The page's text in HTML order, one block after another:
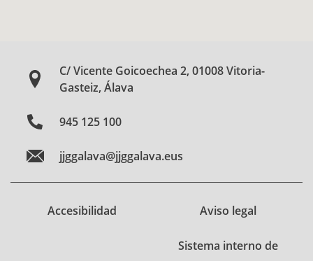
C/ Vicente Goicoechea 2, 01008 Vitoria-
Gasteiz, Álava
945 125 100
jjggalava@jjggalava.eus
Accesibilidad Aviso legal
Sistema interno de